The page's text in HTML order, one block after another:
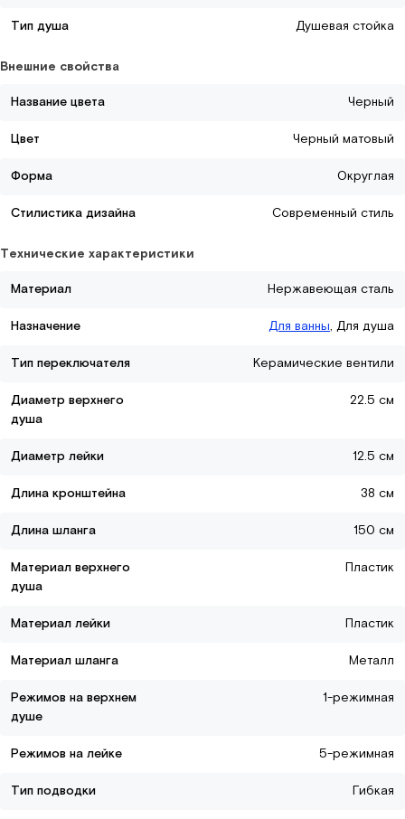
Тип душа Душевая стойка
Внешние свойства
Название цвета Черный
Цвет Черный матовый
Форма Округлая
Стилистика дизайна Современный стиль
Технические характеристики
Материал Нержавеющая сталь
Назначение Для ванны, Для душа
Тип переключателя Керамические вентили
Диаметр верхнего
душа
22.5 см
Диаметр лейки 12.5 см
Длина кронштейна 38 см
Длина шланга 150 см
Материал верхнего
душа
Пластик
Материал лейки Пластик
Материал шланга Металл
Режимов на верхнем
душе
1-режимная
Режимов на лейке 5-режимная
Тип подводки Гибкая